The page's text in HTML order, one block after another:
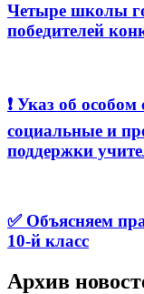
Четыре школы
победителей
❗️ Указ об
социальные и
поддержки
✅ Объясняем
10-й класс
Архив